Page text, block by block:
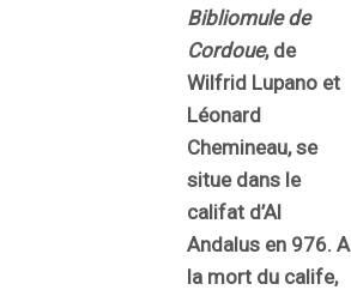
Bibliomule de
Cordoue, de
Wilfrid Lupano et
Léonard
Chemineau, se
situe dans le
califat d’Al
Andalus en 976. A
la mort du calife,